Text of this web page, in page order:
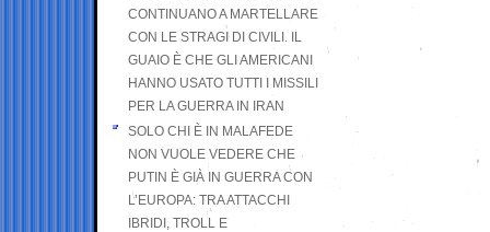
CONTINUANO A MARTELLARE
CON LE STRAGI DI CIVILI. IL
GUAIO È CHE GLI AMERICANI
HANNO USATO TUTTI I MISSILI
PER LA GUERRA IN IRAN
SOLO CHI È IN MALAFEDE
NON VUOLE VEDERE CHE
PUTIN È GIÀ IN GUERRA CON
L’EUROPA: TRA ATTACCHI
IBRIDI, TROLL E